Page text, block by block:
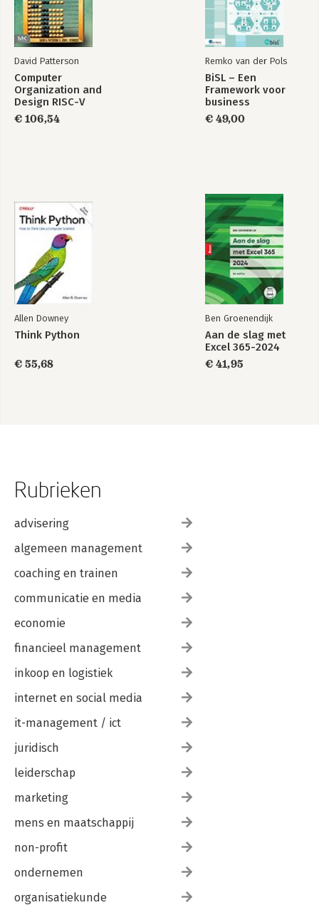
David Patterson
Computer
Organization and
Design RISC-V
Edition
€ 106,54
Remko van der Pols
BiSL – Een
Framework voor
business
€ 49,00
Allen Downey
Think Python
€ 55,68
Ben Groenendijk
Aan de slag met
Excel 365-2024
€ 41,95
Rubrieken
advisering
algemeen management
coaching en trainen
communicatie en media
economie
financieel management
inkoop en logistiek
internet en social media
it-management / ict
juridisch
leiderschap
marketing
mens en maatschappij
non-profit
ondernemen
organisatiekunde